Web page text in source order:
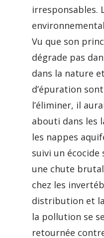
irresponsables.
Vu que son
dégrade pas
dans la nature
d’épuration
l’éliminer, il
abouti dans les
les nappes
suivi un
une chute
chez les
distribution et
la pollution se
retournée